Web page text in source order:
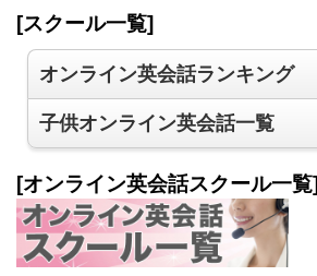
[スクール一覧]
オンライン英会話ランキング
子供オンライン英会話一覧
[オンライン英会話スクール一覧]